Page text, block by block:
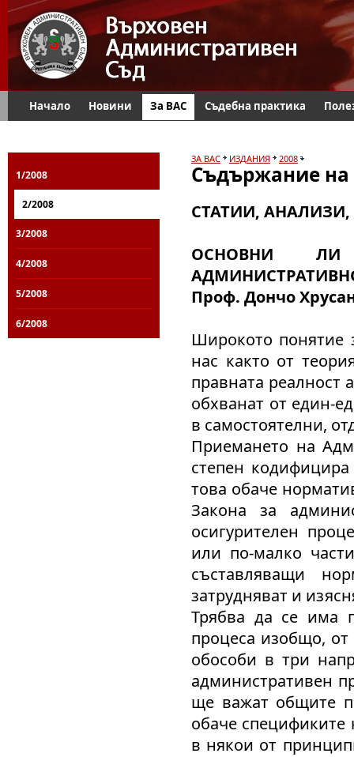
Начало Новини За ВАС Съдебна практика
1/2008
2/2008
3/2008
4/2008
5/2008
6/2008
ЗА ВАС ИЗДАНИЯ 2008
Съдържание на
СТАТИИ,
ОСНОВНИ
Проф. Дончо
Широкото понятие
нас както от
правната реалност
обхванат от един-
в самостоятелни,
Приемането на
степен
това обаче
Закона за
осигурителен
или по-малко
съставляващи
затрудняват и
Трябва да се има
процеса изобщо, от
обособи в три
административен
ще важат общите
обаче спецификите
в някои от